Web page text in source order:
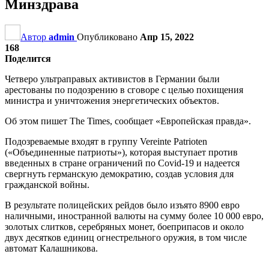
Минздрава
Автор admin Опубликовано Апр 15, 2022
168
Поделится
Четверо ультраправых активистов в Германии были
арестованы по подозрению в сговоре с целью похищения
министра и уничтожения энергетических объектов.
Об этом пишет The Times, сообщает «Европейская правда».
Подозреваемые входят в группу Vereinte Patrioten
(«Объединенные патриоты»), которая выступает против
введенных в стране ограничений по Covid-19 и надеется
свергнуть германскую демократию, создав условия для
гражданской войны.
В результате полицейских рейдов было изъято 8900 евро
наличными, иностранной валюты на сумму более 10 000 евро,
золотых слитков, серебряных монет, боеприпасов и около
двух десятков единиц огнестрельного оружия, в том числе
автомат Калашникова.